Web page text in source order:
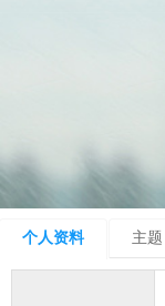
个人资料 主题